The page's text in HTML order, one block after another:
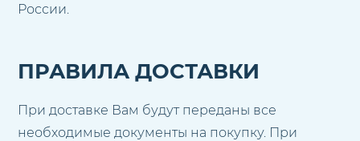
России.
ПРАВИЛА ДОСТАВКИ
При доставке Вам будут переданы все
необходимые документы на покупку. При